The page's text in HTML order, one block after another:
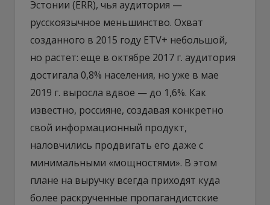
Эстонии (ERR), чья аудитория —
русскоязычное меньшинство. Охват
созданного в 2015 году ETV+ небольшой,
но растет: еще в октябре 2017 г. аудитория
достигала 0,8% населения, но уже в мае
2019 г. выросла вдвое — до 1,6%. Как
известно, россияне, создавая конкретно
свой информационный продукт,
наловчились продвигать его даже с
минимальными «мощностями». В этом
плане на выручку всегда приходят куда
более раскрученные пропагандистские